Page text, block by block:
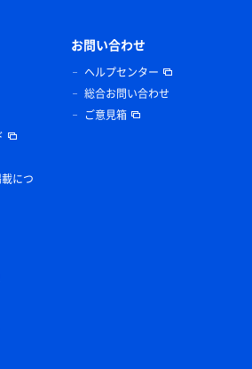
につ
お問い合わせ
ヘルプセンター
総合お問い合わせ
ご意見箱